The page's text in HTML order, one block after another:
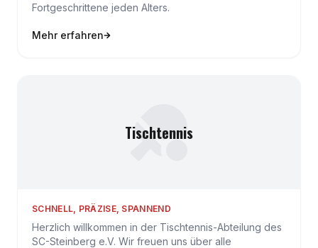
Fortgeschrittene jeden Alters.
Mehr erfahren
Tischtennis
SCHNELL, PRÄZISE, SPANNEND
Herzlich willkommen in der Tischtennis-Abteilung des
SC-Steinberg e.V. Wir freuen uns über alle